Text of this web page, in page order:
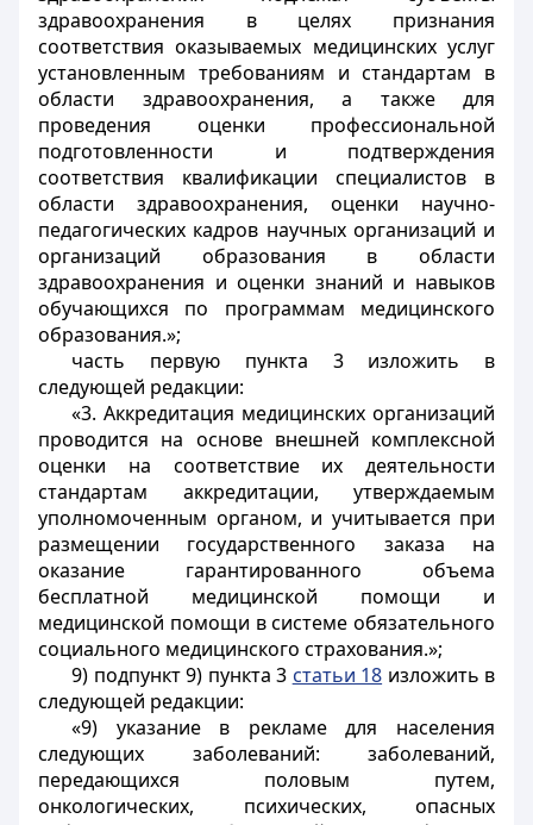
здравоохранения в целях признания
соответствия оказываемых медицинских услуг
установленным требованиям и стандартам в
области здравоохранения, а также для
проведения оценки профессиональной
подготовленности и подтверждения
соответствия квалификации специалистов в
области здравоохранения, оценки научно-
педагогических кадров научных организаций и
организаций образования в области
здравоохранения и оценки знаний и навыков
обучающихся по программам медицинского
образования.»;
часть первую пункта 3 изложить в
следующей редакции:
«3. Аккредитация медицинских организаций
проводится на основе внешней комплексной
оценки на соответствие их деятельности
стандартам аккредитации, утверждаемым
уполномоченным органом, и учитывается при
размещении государственного заказа на
оказание гарантированного объема
бесплатной медицинской помощи и
медицинской помощи в системе обязательного
социального медицинского страхования.»;
9) подпункт 9) пункта 3 статьи 18 изложить в
следующей редакции:
«9) указание в рекламе для населения
следующих заболеваний: заболеваний,
передающихся половым путем,
онкологических, психических, опасных